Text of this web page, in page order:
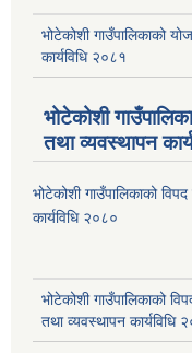
भोटेकोशी गाउँपालिकाको
कार्यविधि २०८१
भोटेकोशी
तथा व्यवस्थापन
भोटेकोशी गाउँपालिकाको
कार्यविधि २०८०
भोटेकोशी गाउँपालिकाको
तथा व्यवस्थापन कार्यविधि